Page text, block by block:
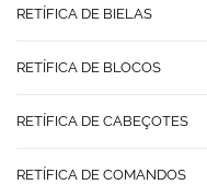
RETÍFICA DE BIELAS
RETÍFICA DE BLOCOS
RETÍFICA DE CABEÇOTES
RETÍFICA DE COMANDOS